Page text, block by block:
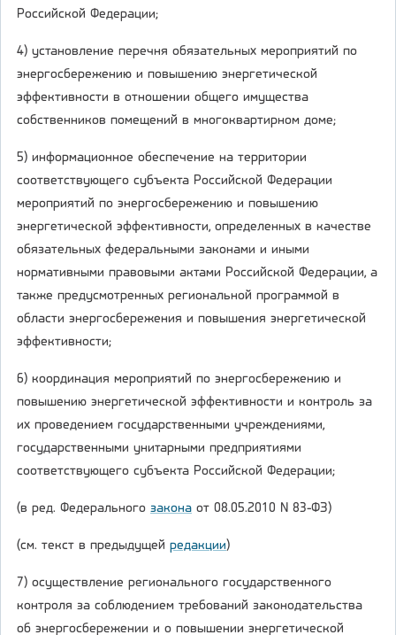
Российской Федерации;
4) установление перечня обязательных мероприятий по
энергосбережению и повышению энергетической
эффективности в отношении общего имущества
собственников помещений в многоквартирном доме;
5) информационное обеспечение на территории
соответствующего субъекта Российской Федерации
мероприятий по энергосбережению и повышению
энергетической эффективности, определенных в качестве
обязательных федеральными законами и иными
нормативными правовыми актами Российской Федерации, а
также предусмотренных региональной программой в
области энергосбережения и повышения энергетической
эффективности;
6) координация мероприятий по энергосбережению и
повышению энергетической эффективности и контроль за
их проведением государственными учреждениями,
государственными унитарными предприятиями
соответствующего субъекта Российской Федерации;
(в ред. Федерального закона от 08.05.2010 N 83-ФЗ)
(см. текст в предыдущей редакции)
7) осуществление регионального государственного
контроля за соблюдением требований законодательства
об энергосбережении и о повышении энергетической